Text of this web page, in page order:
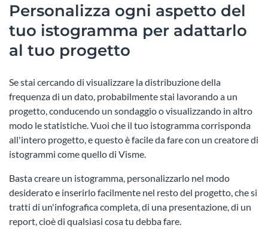
Personalizza ogni aspetto del
tuo istogramma per adattarlo
al tuo progetto
Se stai cercando di visualizzare la distribuzione della
frequenza di un dato, probabilmente stai lavorando a un
progetto, conducendo un sondaggio o visualizzando in altro
modo le statistiche. Vuoi che il tuo istogramma corrisponda
all'intero progetto, e questo è facile da fare con un creatore di
istogrammi come quello di Visme.
Basta creare un istogramma, personalizzarlo nel modo
desiderato e inserirlo facilmente nel resto del progetto, che si
tratti di un'infografica completa, di una presentazione, di un
report, cioè di qualsiasi cosa tu debba fare.